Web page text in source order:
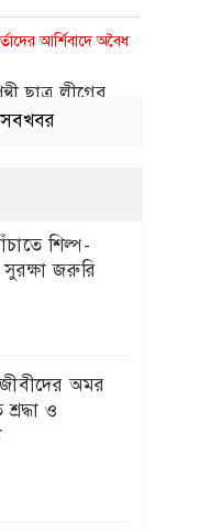
আর্শিবাদে অবৈধ
ছাত্র লীগের
তারেক
সামনেরেখে
রাজত্ব
এলজিইডি’র
শিল্প-
সুরক্ষা জরুরি
অমর
ও